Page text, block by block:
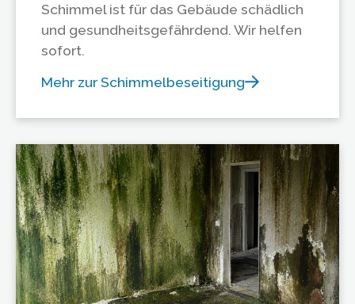
Schimmel ist für das Gebäude schädlich
und gesundheitsgefährdend. Wir helfen
sofort.
Mehr zur Schimmelbeseitigung